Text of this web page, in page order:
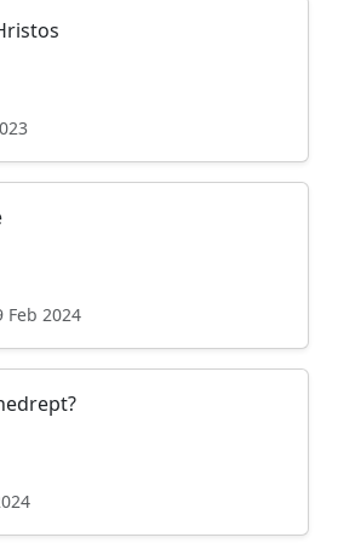
Feb 2024